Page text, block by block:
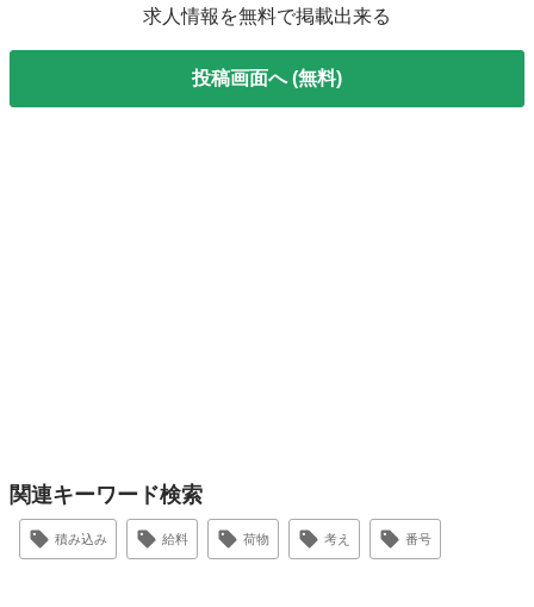
求人情報を無料で掲載出来る
投稿画面へ (無料)
関連キーワード検索
積み込み 給料 荷物 考え 番号